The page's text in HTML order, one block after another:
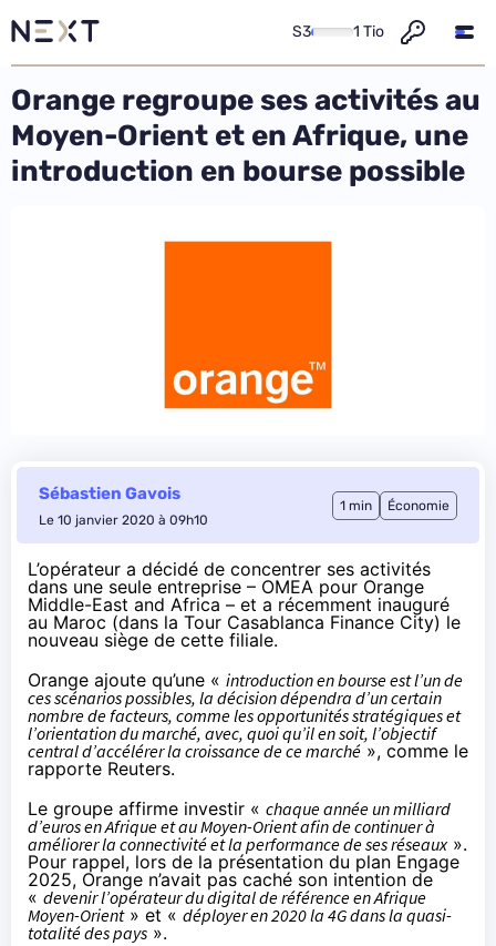
S3 1 Tio
Orange regroupe ses activités au
Moyen-Orient et en Afrique, une
introduction en bourse possible
Sébastien Gavois
Le 10 janvier 2020 à 09h10
1 min Économie
L’opérateur a décidé de concentrer ses activités
dans une seule entreprise – OMEA pour Orange
Middle-East and Africa – et a récemment inauguré
au Maroc (dans la Tour Casablanca Finance City) le
nouveau siège de cette filiale.
Orange ajoute qu’une « introduction en bourse est l’un de
ces scénarios possibles, la décision dépendra d’un certain
nombre de facteurs, comme les opportunités stratégiques et
l’orientation du marché, avec, quoi qu’il en soit, l’objectif
central d’accélérer la croissance de ce marché », comme le
rapporte Reuters.
Le groupe affirme investir « chaque année un milliard
d’euros en Afrique et au Moyen-Orient afin de continuer à
améliorer la connectivité et la performance de ses réseaux».
Pour rappel, lors de la présentation du plan Engage
2025, Orange n’avait pas caché son intention de
« devenir l’opérateur du digital de référence en Afrique
Moyen-Orient» et « déployer en 2020 la 4G dans la quasi-
totalité des pays ».